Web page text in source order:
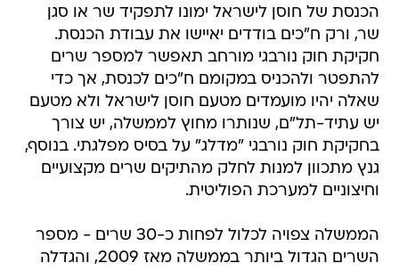
חקיקת חוק נורבגי מורחב תאפשר למספר שרים
להתפטר ולהכניס במקומם ח"כים לכנסת, אך כדי
שאלה יהיו מועמדים מטעם חוסן לישראל ולא מטעם
יש עתיד-תל"ם, שנותרו מחוץ לממשלה, יש צורך
בחקיקת חוק נורבגי "מדלג" על בסיס מפלגתי. בנוסף,
גנץ מתכוון למנות לחלק מהתיקים שרים מקצועיים
וחיצוניים למערכת הפוליטית.
משמעותית לעומת הממשלה הנוכחית שמונה כ-24
שרים. הגדלת מספר השרים נועדה לאפשר מענה